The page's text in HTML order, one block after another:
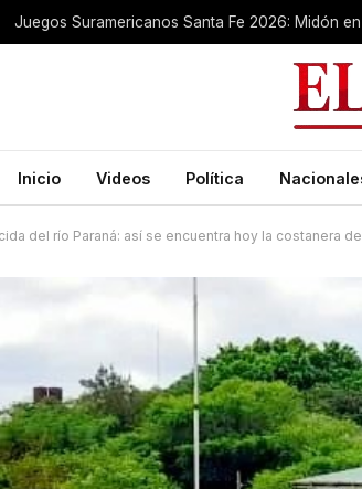
Juegos Suramericanos Santa Fe 2026: Midón
Inicio Videos Política
del río Paraná: así se encuentra hoy la costanera